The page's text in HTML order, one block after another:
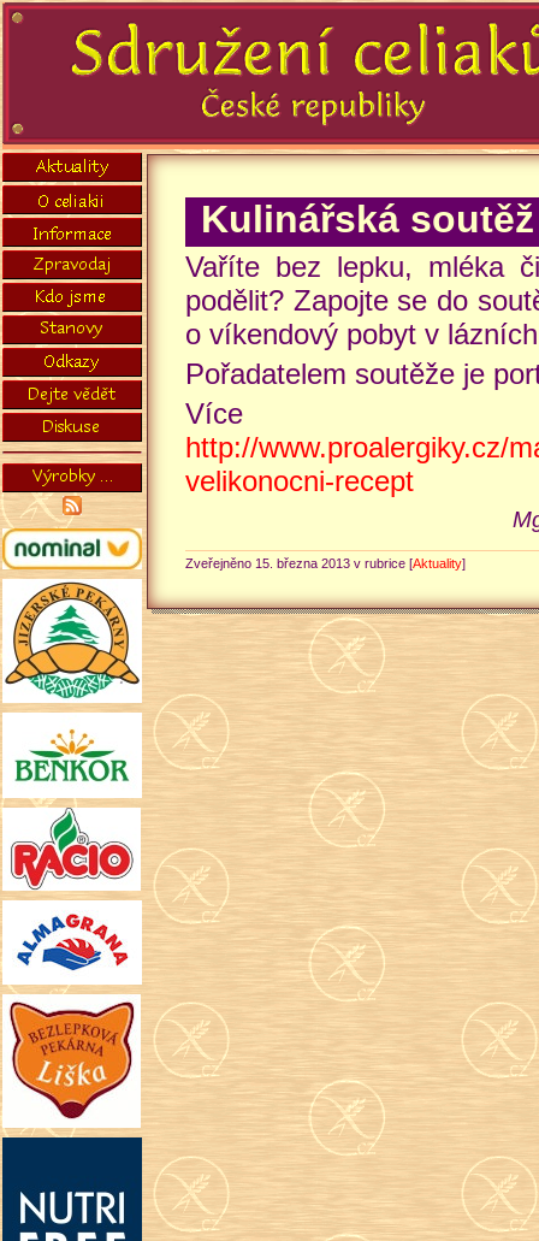
Kulinářská
Vaříte bez lepku, mléka
podělit? Zapojte se do
o víkendový pobyt v
Pořadatelem soutěže je
Více
http://www.proalergiky.cz/
velikonocni-recept
Zveřejněno 15. března 2013 v rubrice [Aktuality]